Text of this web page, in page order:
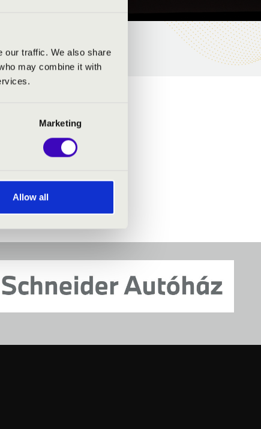
our traffic. We also share
may combine it with
Marketing
Allow all